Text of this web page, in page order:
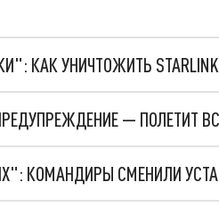
КАК УНИЧТОЖИТЬ STARLINK